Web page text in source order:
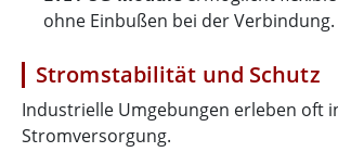
ohne Einbußen bei der Verbindung.
Stromstabilität und Schutz
Industrielle Umgebungen erleben oft
Stromversorgung.